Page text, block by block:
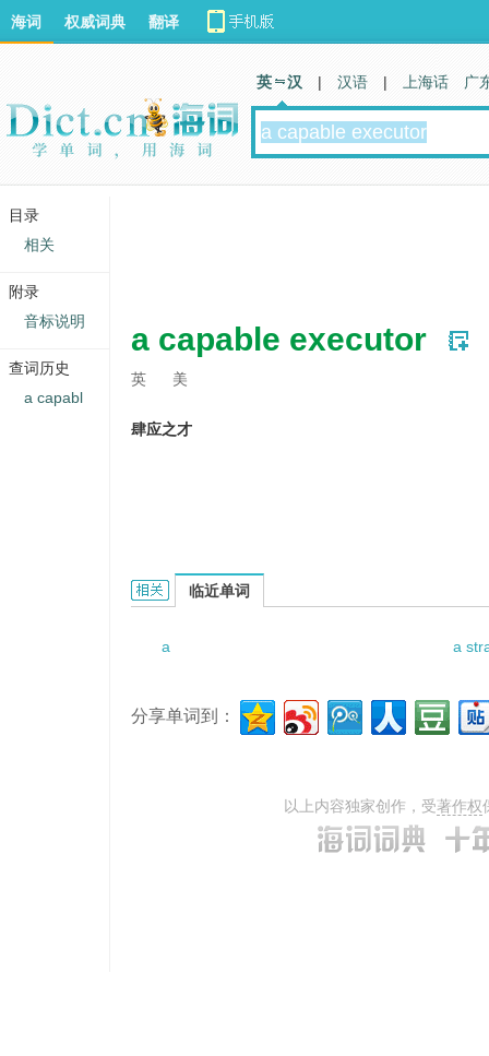
a capable executor
英 美
肆应之才
A capable executor的相关资料：
临近单词
a a
分享单词到：
以上内容独家创作，受著作权
海词 权威词典 翻译
英 汉 | 汉语 | 上海话 广
目录
相关
附录
音标说明
查词历史
a capabl